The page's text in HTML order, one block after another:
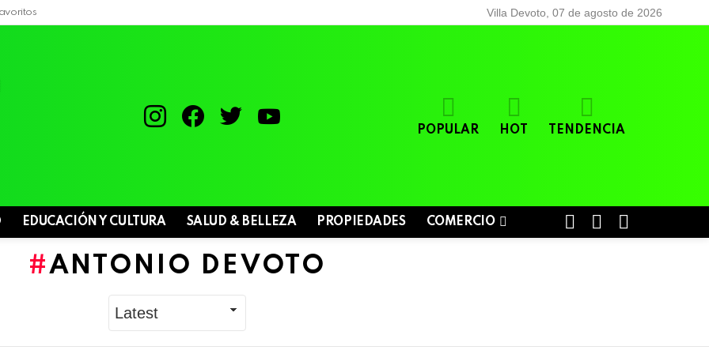
Villa Devoto, 07 de agosto de 2026
POPULAR HOT TENDENCIA
EDUCACIÓN Y CULTURA SALUD & BELLEZA PROPIEDADES COMERCIO
SWITCH
SKIN
ANTONIO DEVOTO